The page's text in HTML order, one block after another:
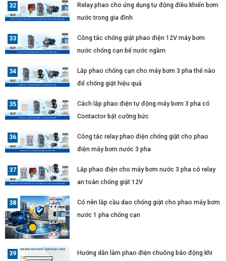
Relay phao cho ứng dụng tự động điều khiển bơm
nước trong gia đình
Công tắc chống giật phao điện 12V máy bơm
nước chống cạn bể nước ngầm
Lắp phao chống cạn cho máy bơm 3 pha thế nào
để chống giật hiệu quả
Cách lắp phao điện tự động máy bơm 3 pha có
Contactor bật cưỡng bức
Công tắc relay phao điện chống giật cho phao
điện máy bơm nước 3 pha
Lắp phao điện cho máy bơm nước 3 pha có relay
an toàn chống giật 12V
Có nên lắp cầu dao chống giật cho phao máy bơm
nước 1 pha chống cạn
Hướng dẫn làm phao điện chuông báo động khi